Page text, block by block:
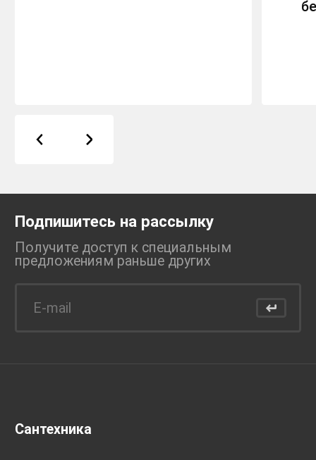
Подпишитесь на рассылку
Получите доступ к специальным
предложениям раньше других
Сантехника